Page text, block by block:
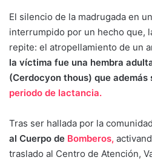
El silencio de la madrugada en
interrumpido por un hecho que,
repite: el atropellamiento de un
la víctima fue una hembra
(Cerdocyon thous) que además
periodo de lactancia.
Tras ser hallada por la
al Cuerpo de Bomberos,
traslado al Centro de Atención,